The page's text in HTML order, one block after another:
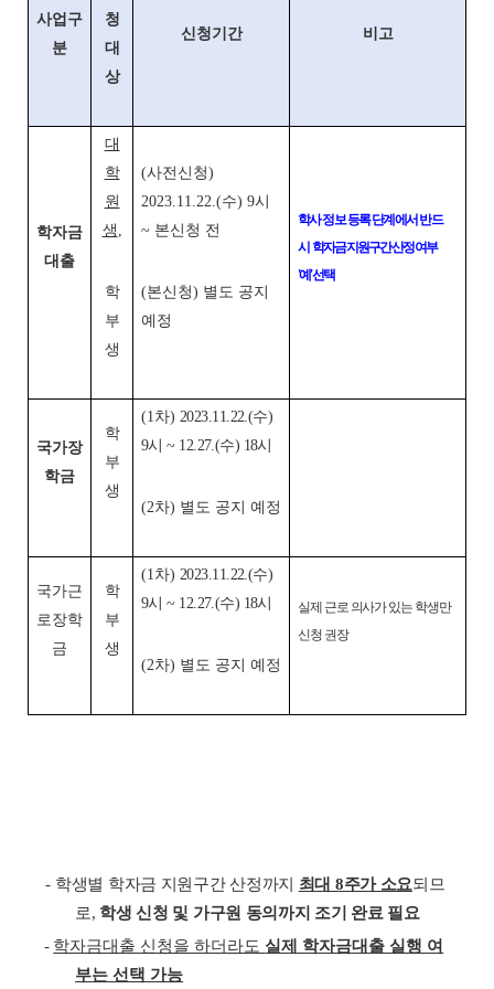
사업구
분
청
대
상
신청기간 비고
학자금
대출
대
학
원
생
학
부
생
(사전신청)
2023.11.22.(수) 9시
~ 본신청 전
(본신청) 별도 공지
예정
학사 정보 등록 단계에서 반드
시 학자금 지원구간 산정 여부
'예' 선택
국가장
학금
학
부
생
(1차) 2023.11.22.(수)
9시 ~ 12.27.(수) 18시
(2차) 별도 공지 예정
국가근
로장학
금
학
부
생
(1차) 2023.11.22.(수)
9시 ~ 12.27.(수) 18시
(2차) 별도 공지 예정
실제 근로 의사가 있는 학생만
신청 권장
- 학생별 학자금 지원구간 산정까지 최대 8주가 소요되므
로, 학생 신청 및 가구원 동의까지 조기 완료 필요
- 학자금대출 신청을 하더라도 실제 학자금대출 실행 여
부는 선택 가능